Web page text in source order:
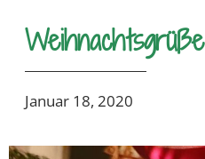
Weihnachtsgrüße
Januar 18, 2020